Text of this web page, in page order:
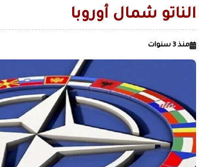
الحرس الثوري: دمرنا مستودع الزوارق
الاصطناعي في البحرين
زمن السيطرة على العقول قبل الميدان / بقلم عدنان عبدالله الجنيد
الناتو شمال أوروبا
منذ 3 سنوات